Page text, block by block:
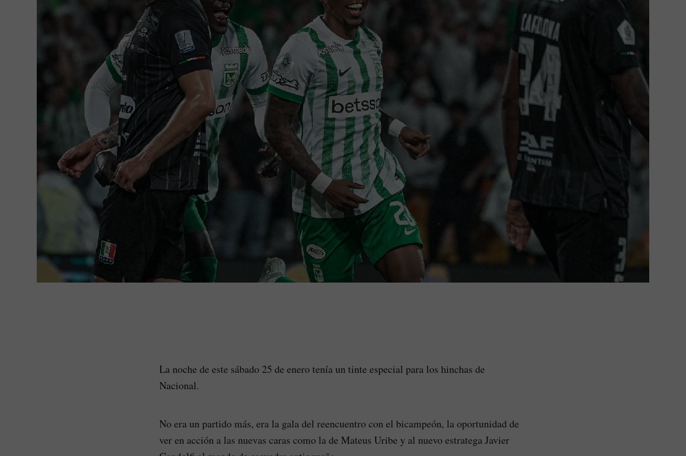
La noche de este sábado 25 de enero tenía un tinte especial para los hinchas de
Nacional.
No era un partido más, era la gala del reencuentro con el bicampeón, la oportunidad de
ver en acción a las nuevas caras como la de Mateus Uribe y al nuevo estratega Javier